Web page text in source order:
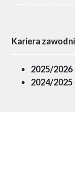
Kariera
2025/2026
2024/2025